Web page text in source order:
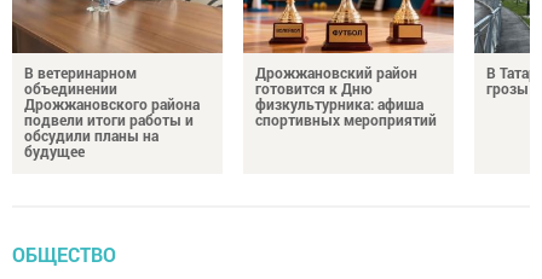
В ветеринарном
объединении
Дрожжановского района
подвели итоги работы и
обсудили планы на
будущее
Дрожжановский район
готовится к Дню
физкультурника: афиша
спортивных мероприятий
В
грозы
ОБЩЕСТВО